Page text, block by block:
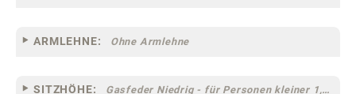
ARMLEHNE: Ohne Armlehne
SITZHÖHE: Gasfeder Niedrig - für Personen kleiner 1,60 m